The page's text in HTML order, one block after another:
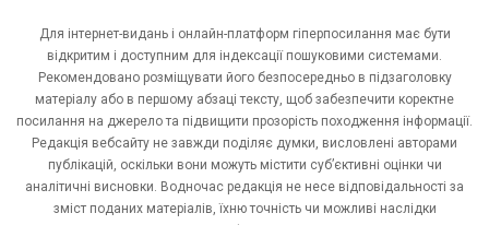
Для інтернет-видань і онлайн-платформ гіперпосилання має бути
відкритим і доступним для індексації пошуковими системами.
Рекомендовано розміщувати його безпосередньо в підзаголовку
матеріалу або в першому абзаці тексту, щоб забезпечити коректне
посилання на джерело та підвищити прозорість походження інформації.
Редакція вебсайту не завжди поділяє думки, висловлені авторами
публікацій, оскільки вони можуть містити суб’єктивні оцінки чи
аналітичні висновки. Водночас редакція не несе відповідальності за
зміст поданих матеріалів, їхню точність чи можливі наслідки